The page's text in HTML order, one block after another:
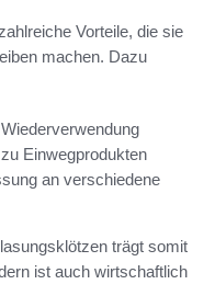
Vorteile, die sie
machen. Dazu
Einwegprodukten
an verschiedene
trägt somit
ist auch wirtschaftlich